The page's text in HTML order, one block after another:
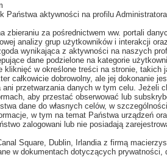
aktywności na profilu
zbieraniu za pośrednictwem ww. portali
analizy grup użytkowników i interakcji
wynikająca z aktywności na naszych
dane podzielone na kategorie
w określone treści na stronie,
całkowicie dobrowolny, ale jej dokonanie
przetwarzania danych w tym celu. Jeżeli
aby przestać obserwować lub
dane do własnych celów, w
w tym na temat Państwa urządzeń
zalogowani lub nie posiadają
Square, Dublin, Irlandia z firmą
w dokumentach dotyczących prywatności,